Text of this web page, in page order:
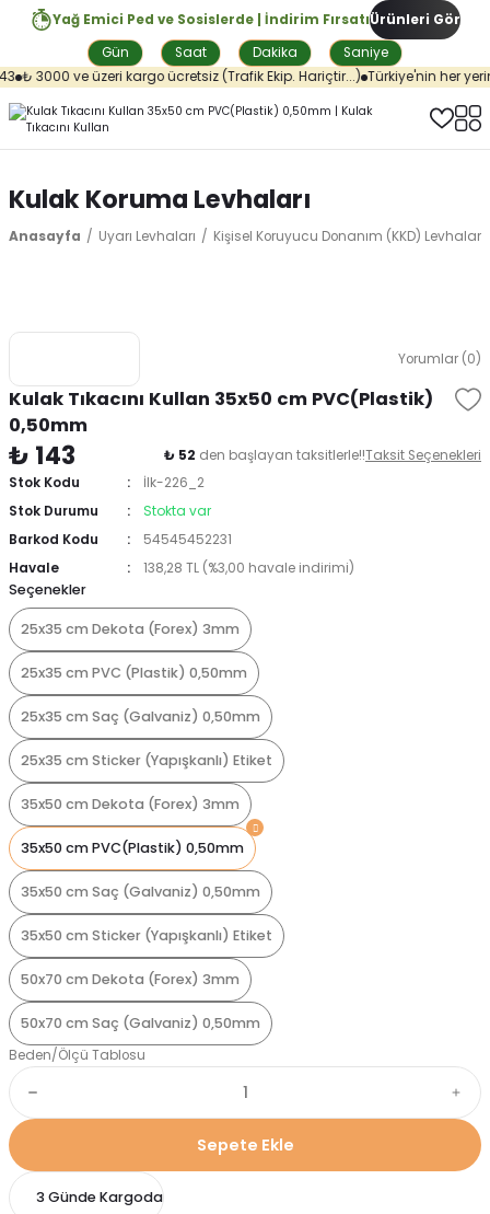
Yağ Emici Ped ve Sosislerde | İndirim Fırsatı
Gün
Saat Dakika Saniye
Ürünleri Gör
₺ 3000 ve üzeri kargo ücretsiz (Trafik Ekip. Hariçtir...) Türkiye'nin her
Kulak Koruma Levhaları
Anasayfa Uyarı Levhaları Kişisel Koruyucu Donanım (KKD) Levhaları
Yorumlar (0)
Kulak Tıkacını Kullan 35x50 cm PVC(Plastik)
0,50mm
₺ 143 ₺ 52 den başlayan taksitlerle!!Taksit Seçenekleri
Stok Kodu
İlk-226_2
Stok Durumu
Stokta var
Barkod Kodu
54545452231
Havale
138,28 TL (%3,00 havale indirimi)
Seçenekler
25x35 cm Dekota (Forex) 3mm
25x35 cm PVC (Plastik) 0,50mm
25x35 cm Saç (Galvaniz) 0,50mm
25x35 cm Sticker (Yapışkanlı) Etiket
35x50 cm Dekota (Forex) 3mm
35x50 cm PVC(Plastik) 0,50mm
35x50 cm Saç (Galvaniz) 0,50mm
35x50 cm Sticker (Yapışkanlı) Etiket
50x70 cm Dekota (Forex) 3mm
50x70 cm Saç (Galvaniz) 0,50mm
Beden/Ölçü Tablosu
Sepete Ekle
3 Günde Kargoda